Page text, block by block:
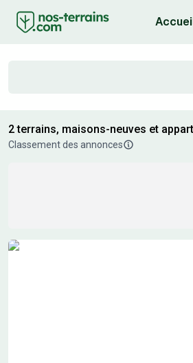
2 terrains, maisons-neuves et
Classement des annonces
Résultats de recherche